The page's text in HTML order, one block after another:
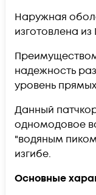
Наружная
изготовлена
Преимуществом
надежность
уровень
Данный
одномодовое
"водяным
изгибе.
Основные